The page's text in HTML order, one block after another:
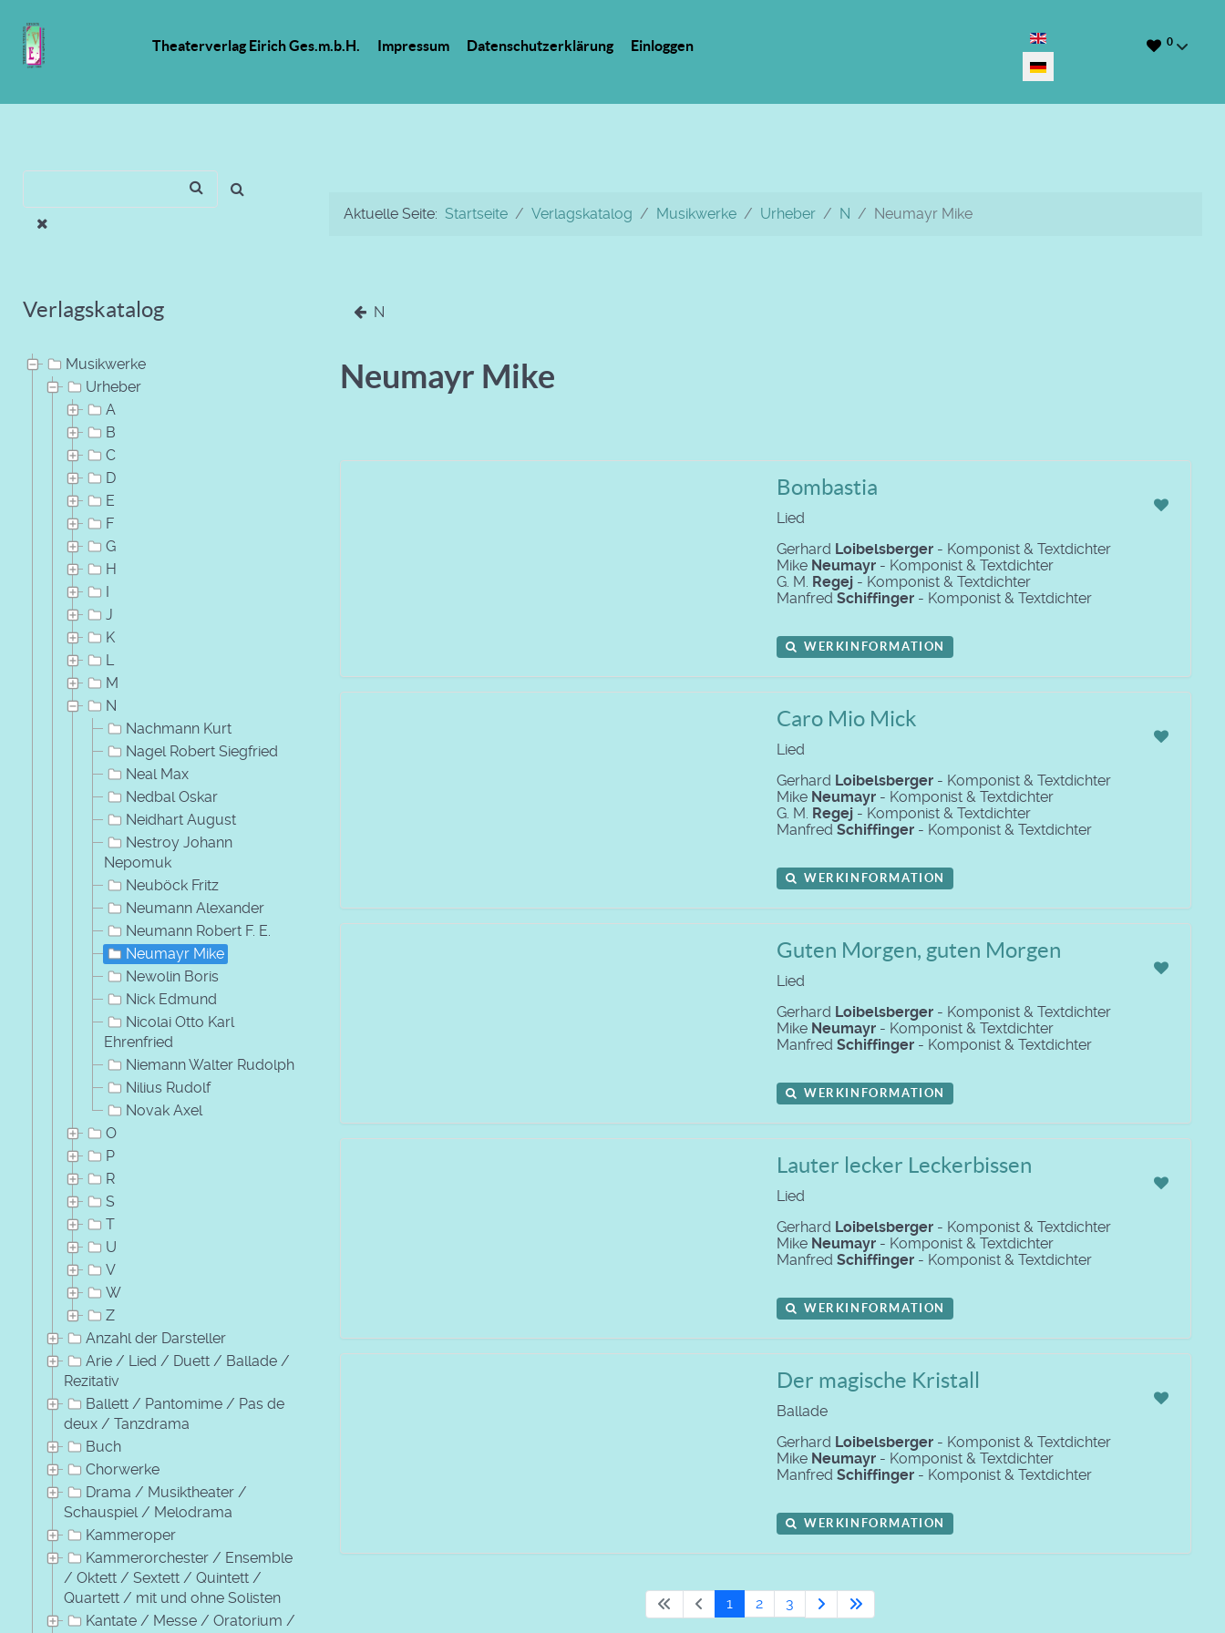
Theaterverlag Eirich Ges.m.b.H. Impressum Datenschutzerklärung Einloggen
Sprache auswählen 0
Verlagskatalog
Musikwerke
Urheber
A
B
C
D
E
F
G
H
I
J
K
L
M
N
Nachmann Kurt
Nagel Robert Siegfried
Neal Max
Nedbal Oskar
Neidhart August
Nestroy Johann
Nepomuk
Neuböck Fritz
Neumann Alexander
Neumann Robert F. E.
Neumayr Mike
Newolin Boris
Nick Edmund
Nicolai Otto Karl
Ehrenfried
Niemann Walter Rudolph
Nilius Rudolf
Novak Axel
O
P
R
S
T
U
V
W
Z
Anzahl der Darsteller
Arie / Lied / Duett / Ballade /
Rezitativ
Ballett / Pantomime / Pas de
deux / Tanzdrama
Buch
Chorwerke
Drama / Musiktheater /
Schauspiel / Melodrama
Kammeroper
Kammerorchester / Ensemble
/ Oktett / Sextett / Quintett /
Quartett / mit und ohne Solisten
Kantate / Messe / Oratorium /
Aktuelle Seite: Startseite Verlagskatalog Musikwerke Urheber N Neumayr Mike
N
Neumayr Mike
Bombastia
Lied
Gerhard Loibelsberger - Komponist & Textdichter
Mike Neumayr - Komponist & Textdichter
G. M. Regej - Komponist & Textdichter
Manfred Schiffinger - Komponist & Textdichter
WERKINFORMATION
Caro Mio Mick
Lied
Gerhard Loibelsberger - Komponist & Textdichter
Mike Neumayr - Komponist & Textdichter
G. M. Regej - Komponist & Textdichter
Manfred Schiffinger - Komponist & Textdichter
WERKINFORMATION
Guten Morgen, guten Morgen
Lied
Gerhard Loibelsberger - Komponist & Textdichter
Mike Neumayr - Komponist & Textdichter
Manfred Schiffinger - Komponist & Textdichter
WERKINFORMATION
Lauter lecker Leckerbissen
Lied
Gerhard Loibelsberger - Komponist & Textdichter
Mike Neumayr - Komponist & Textdichter
Manfred Schiffinger - Komponist & Textdichter
WERKINFORMATION
Der magische Kristall
Ballade
Gerhard Loibelsberger - Komponist & Textdichter
Mike Neumayr - Komponist & Textdichter
Manfred Schiffinger - Komponist & Textdichter
WERKINFORMATION
1 2 3